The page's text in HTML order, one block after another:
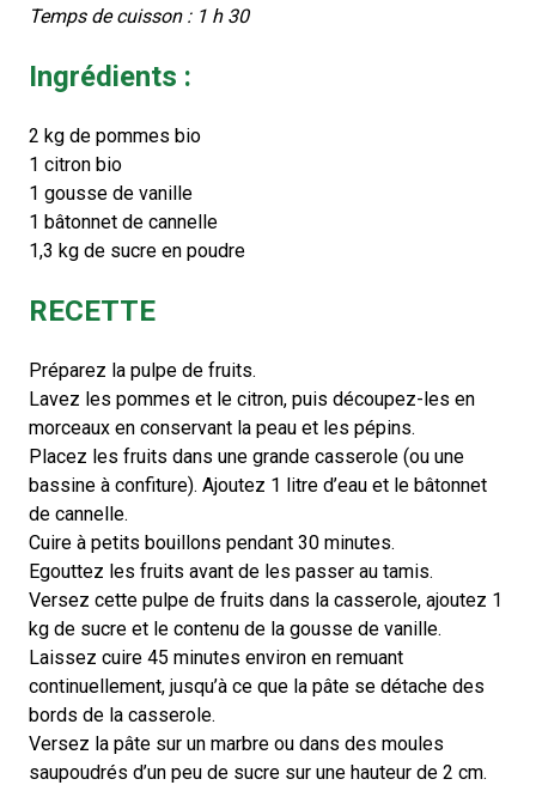
Temps de cuisson : 1 h 30
Ingrédients :
2 kg de pommes bio
1 citron bio
1 gousse de vanille
1 bâtonnet de cannelle
1,3 kg de sucre en poudre
RECETTE
Préparez la pulpe de fruits.
Lavez les pommes et le citron, puis découpez-les en
morceaux en conservant la peau et les pépins.
Placez les fruits dans une grande casserole (ou une
bassine à confiture). Ajoutez 1 litre d’eau et le bâtonnet
de cannelle.
Cuire à petits bouillons pendant 30 minutes.
Egouttez les fruits avant de les passer au tamis.
Versez cette pulpe de fruits dans la casserole, ajoutez 1
kg de sucre et le contenu de la gousse de vanille.
Laissez cuire 45 minutes environ en remuant
continuellement, jusqu’à ce que la pâte se détache des
bords de la casserole.
Versez la pâte sur un marbre ou dans des moules
saupoudrés d’un peu de sucre sur une hauteur de 2 cm.